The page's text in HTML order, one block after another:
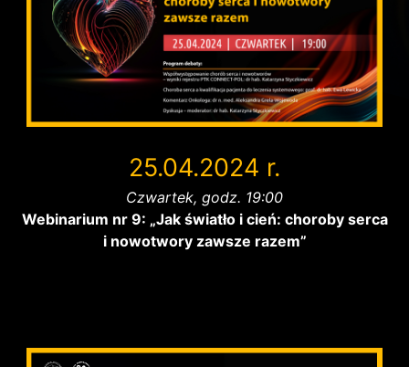
25.04.2024 r.
Czwartek, godz. 19:00
Webinarium nr 9: „Jak światło i cień: choroby serca
i nowotwory zawsze razem”